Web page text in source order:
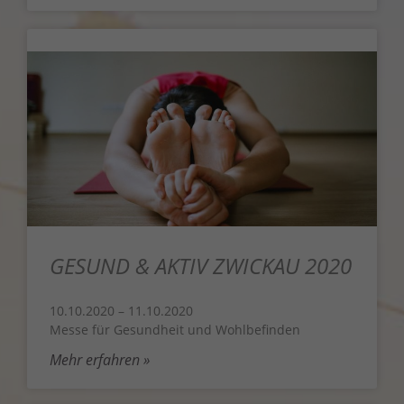
GESUND & AKTIV ZWICKAU 2020
10.10.2020 – 11.10.2020
Messe für Gesundheit und Wohlbefinden
Mehr erfahren »